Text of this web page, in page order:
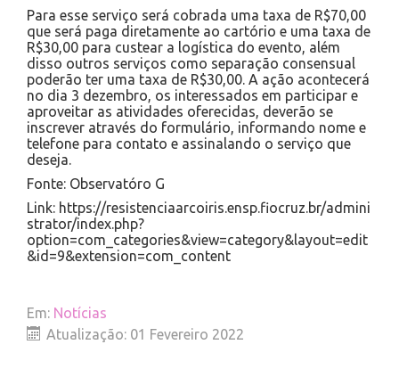
Para esse serviço será cobrada uma taxa de R$70,00
que será paga diretamente ao cartório e uma taxa de
R$30,00 para custear a logística do evento, além
disso outros serviços como separação consensual
poderão ter uma taxa de R$30,00. A ação acontecerá
no dia 3 dezembro, os interessados em participar e
aproveitar as atividades oferecidas, deverão se
inscrever através do formulário, informando nome e
telefone para contato e assinalando o serviço que
deseja.
Fonte: Observatóro G
Link: https://resistenciaarcoiris.ensp.fiocruz.br/admini
strator/index.php?
option=com_categories&view=category&layout=edit
&id=9&extension=com_content
Em: Notícias
Atualização: 01 Fevereiro 2022